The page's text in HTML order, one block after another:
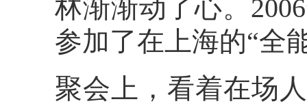
林渐渐动了心。
参加了在上海的“全
聚会上，看着在场